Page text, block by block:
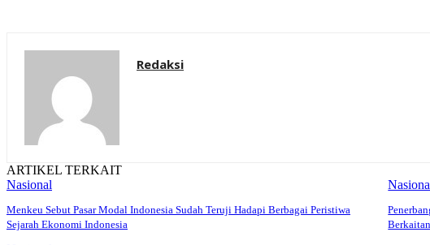
Redaksi
ARTIKEL TERKAIT
Nasional
Menkeu Sebut Pasar Modal Indonesia Sudah Teruji Hadapi Berbagai Peristiwa
Sejarah Ekonomi Indonesia